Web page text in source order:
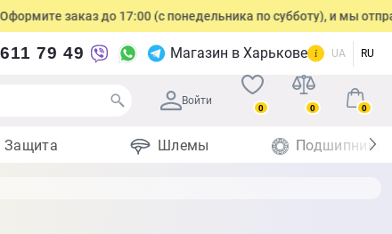
до 17:00 (с понедельника по субботу), и мы отправим
79 49 Магазин в Харькове UA RU
Войти
0 0 0
Защита Шлемы Подшипники